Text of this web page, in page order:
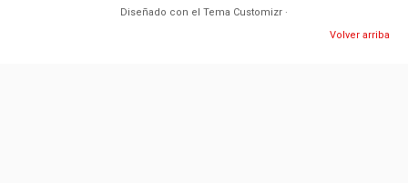
Diseñado con el Tema Customizr ·
Volver arriba